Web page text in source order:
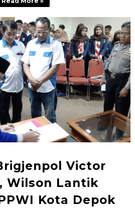
Victor
Wilson Lantik
Kota Depok